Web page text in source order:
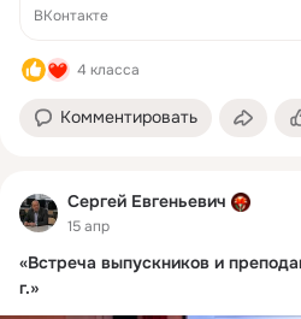
приборострое... Смотрите
ВКонтакте
4 класса
Комментировать
Сергей Евгеньевич
15 апр
«Встреча выпускников и
г.»